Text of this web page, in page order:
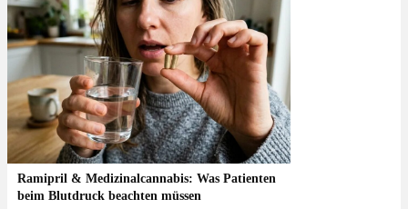
Ramipril & Medizinalcannabis: Was Patienten
beim Blutdruck beachten müssen